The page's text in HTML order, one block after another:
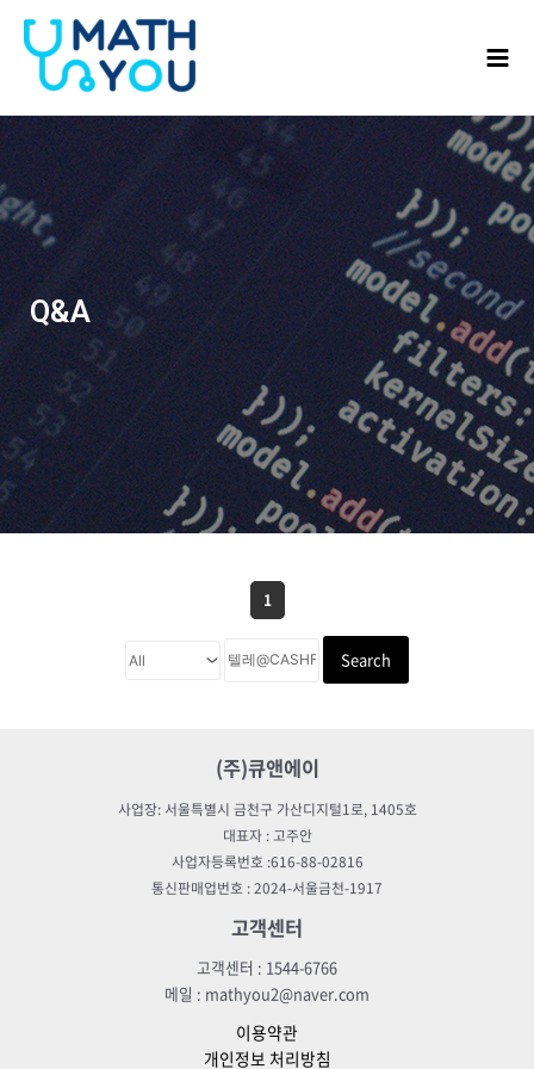
건너뛰기
Q&A
1
Search
(주)큐앤에이
사업장: 서울특별시 금천구 가산디지털1로, 1405호
대표자 : 고주안
사업자등록번호 :616-88-02816
통신판매업번호 : 2024-서울금천-1917
고객센터
고객센터 : 1544-6766
메일 : mathyou2@naver.com
이용약관
개인정보 처리방침